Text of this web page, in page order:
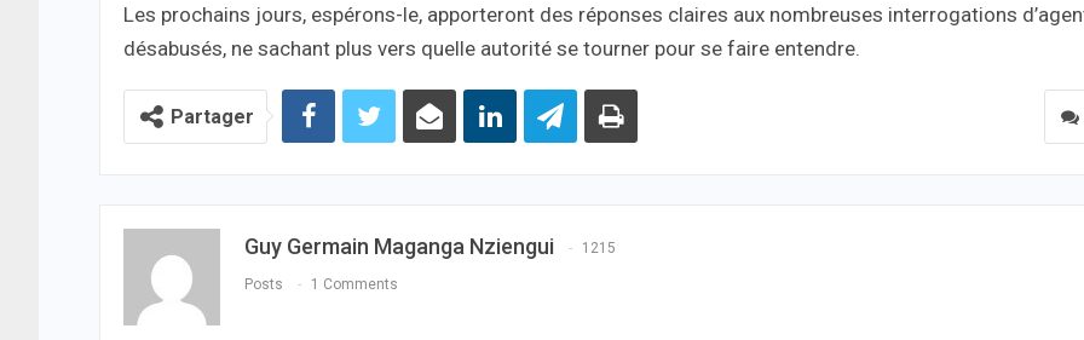
Les prochains jours, espérons-le, apporteront des réponses claires aux nombreuses interrogations
désabusés, ne sachant plus vers quelle autorité se tourner pour se faire entendre.
Partager
Guy Germain Maganga Nziengui 1215
Posts 1 Comments